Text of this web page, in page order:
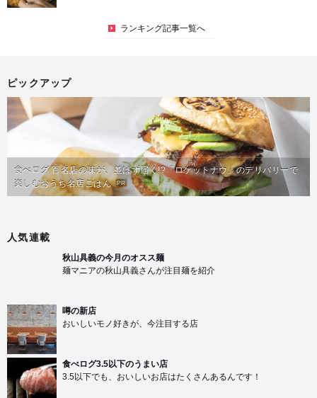
ランキング記事一覧へ
ピックアップ
食べログ 百名店の味が、並ばず届く!?「ロケットナウ」のデリバリーで
楽しむおうち名店ごはん PR
人気連載
秋山具義の今月のオスス麺
麺マニアの秋山具義さんが注目麺を紹介
噂の新店
おいしいモノ好きが、今注目する店
食べログ3.5以下のうまい店
3.5以下でも、おいしいお店はたくさんあるんです！